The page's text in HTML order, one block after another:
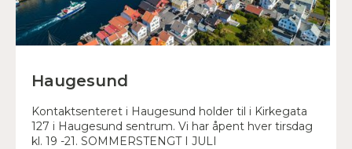
Haugesund
Kontaktsenteret i Haugesund holder til i Kirkegata
127 i Haugesund sentrum. Vi har åpent hver tirsdag
kl. 19 -21. SOMMERSTENGT I JULI